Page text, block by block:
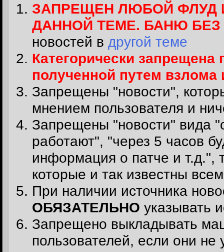
ЗАПРЕЩЕН ЛЮБОЙ ФЛУД
ДАННОЙ ТЕМЕ. БАНЮ
новостей в другой теме
Категорически
полученной путем
Запрещены "новости",
мнением пользователя и
Запрещены "новости" вида
работают", "через 5 часов
информация о патче и т.д.",
которые и так известны всем
При наличии источника
ОБЯЗАТЕЛЬНО указывать
Запрещено выкладывать
пользователей, если они